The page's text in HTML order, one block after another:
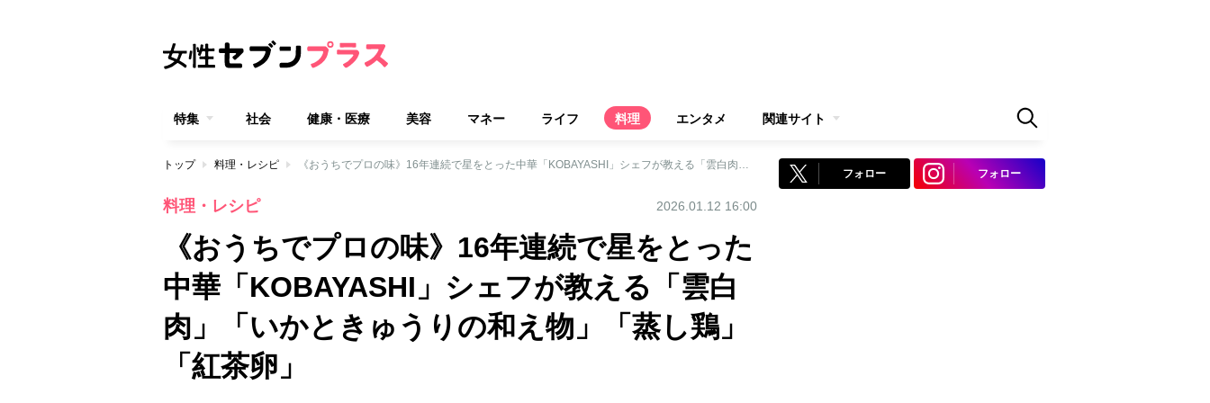
特集 社会 健康・医療 美容 マネー ライフ 料理 エンタメ 関連サイト
トップ 料理・レシピ 《おうちでプロの味》16年連続で星をとった中華「KOBAYASHI」シェフが教える「雲白肉」「いかときゅうりの和え物」「蒸し鶏」「紅茶卵」
料理・レシピ 2026.01.12 16:00
《おうちでプロの味》16年連続で星をとった
中華「KOBAYASHI」シェフが教える「雲白
肉」「いかときゅうりの和え物」「蒸し鶏」
「紅茶卵」
フォロー フォロー